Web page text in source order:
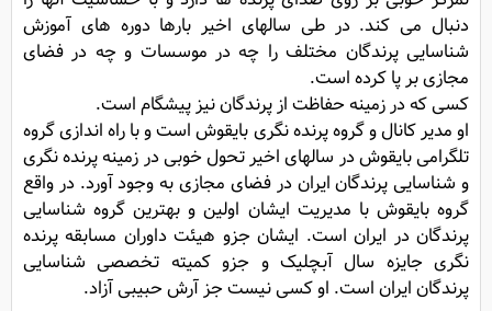
دنبال می کند. در طی سالهای اخیر بارها دوره های آموزش
شناسایی پرندگان مختلف را چه در موسسات و چه در فضای
مجازی بر پا کرده است.
کسی که‌ در زمینه حفاظت از پرندگان نیز پیشگام است.
او مدیر کانال و گروه پرنده نگری بایقوش است و با راه اندازی گروه
تلگرامی بایقوش در سالهای اخیر تحول خوبی در زمینه پرنده نگری
و شناسایی پرندگان ایران در فضای مجازی به وجود آورد. در واقع
گروه بایقوش با مدیریت ایشان اولین و بهترین گروه شناسایی
پرندگان در ایران است. ایشان جزو هیئت داوران مسابقه پرنده
نگری جایزه سال آبچلیک و جزو کمیته تخصصی شناسایی
پرندگان ایران است. او کسی نیست جز آرش حبیبی آزاد.